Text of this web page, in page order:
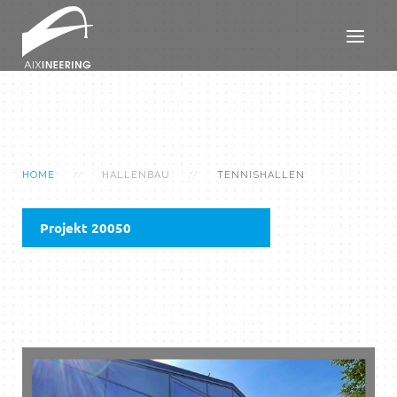
HOME HALLENBAU TENNISHALLEN
Projekt 20050